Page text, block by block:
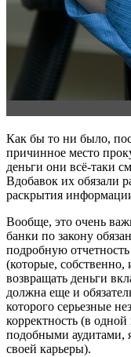
Как бы то ни было,
причинное место
деньги они всё-таки
Вдобавок их обязали
раскрытия
Вообще, это очень
банки по закону
подробную
(которые, собственно,
возвращать деньги
должна еще и
которого серьезные
корректность (в
подобными аудитами,
своей карьеры).